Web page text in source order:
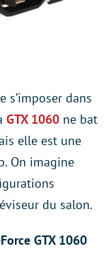
dans
GTX 1060 ne bat
elle est une
On imagine
du salon.
GTX 1060